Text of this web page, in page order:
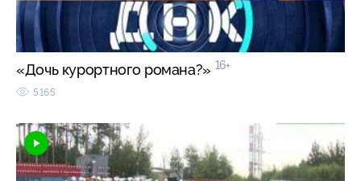
«Дочь курортного романа?» 16+
5165